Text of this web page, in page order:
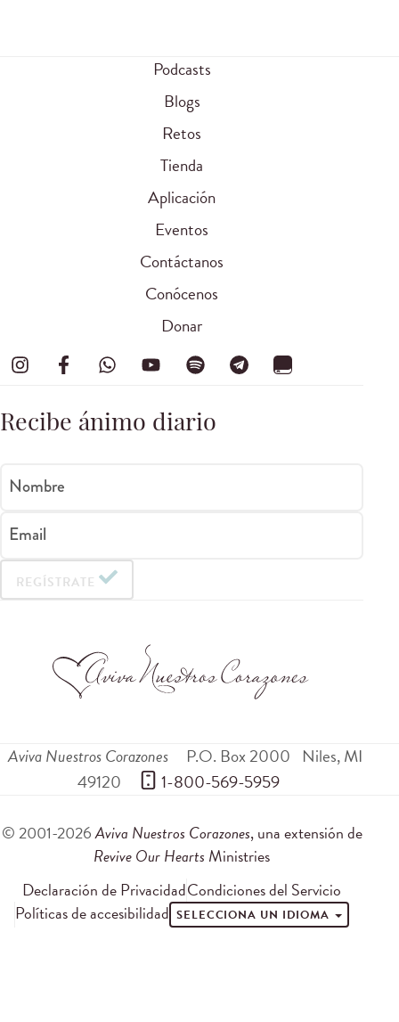
Podcasts
Blogs
Retos
Tienda
Aplicación
Eventos
Contáctanos
Conócenos
Donar
Recibe ánimo diario
Nombre
Email
REGÍSTRATE
Aviva Nuestros Corazones P.O. Box 2000 Niles,MI
49120
1-800-569-5959
© 2001-2026Aviva Nuestros Corazones, una extensión de
Revive Our Hearts Ministries
Declaración de PrivacidadCondiciones del Servicio
Políticas de accesibilidad SELECCIONA UN IDIOMA